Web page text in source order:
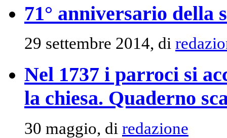
71° anniversario della
29 settembre 2014, di
Nel 1737 i parroci si
la chiesa. Quaderno
30 maggio, di redazione